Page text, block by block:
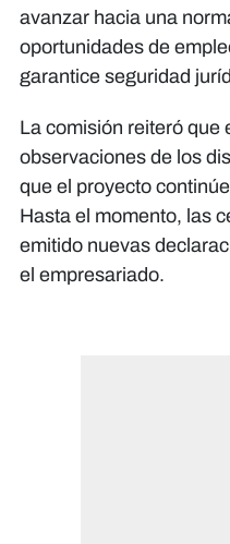
avanzar hacia una
oportunidades de
garantice seguridad
La comisión reiteró que
observaciones de los
que el proyecto
Hasta el momento, las
emitido nuevas
el empresariado.